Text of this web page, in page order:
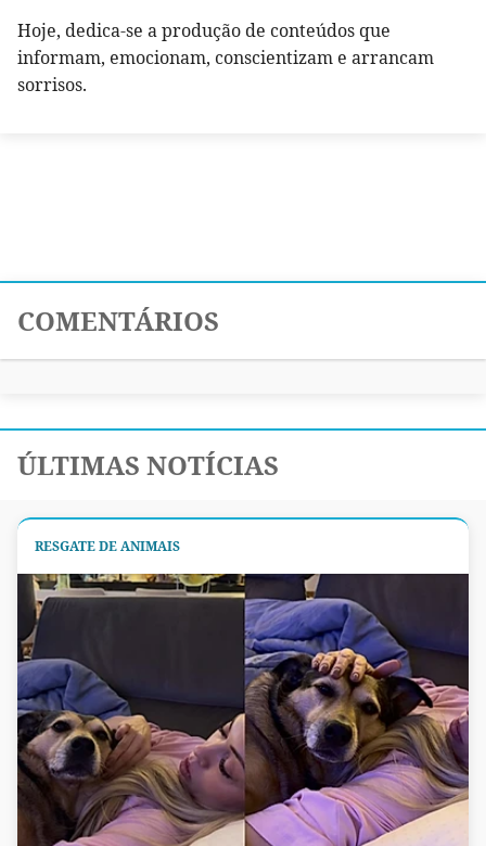
Hoje, dedica-se a produção de conteúdos que
informam, emocionam, conscientizam e arrancam
sorrisos.
COMENTÁRIOS
ÚLTIMAS NOTÍCIAS
RESGATE DE ANIMAIS